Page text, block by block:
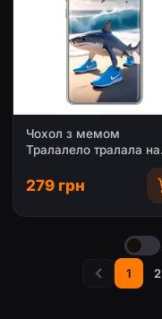
Чохол з мемом
Тралалело тралала на
279 грн
1
2